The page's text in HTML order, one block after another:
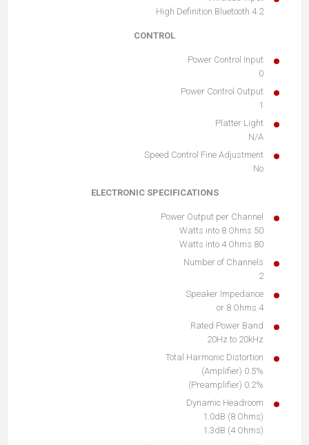
High Definition Bluetooth 4.2
CONTROL
Power Control Input
0
Power Control Output
1
Platter Light
N/A
Speed Control Fine Adjustment
No
ELECTRONIC SPECIFICATIONS
Power Output per Channel
50 Watts into 8 Ohms
80 Watts into 4 Ohms
Number of Channels
2
Speaker Impedance
4 or 8 Ohms
Rated Power Band
20Hz to 20kHz
Total Harmonic Distortion
0.5% (Amplifier)
0.2% (Preamplifier)
Dynamic Headroom
1.0dB (8 Ohms)
1.3dB (4 Ohms)